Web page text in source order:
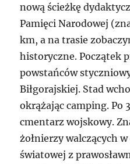
nową ścieżkę
Pamięci Narodowej
km, a na trasie
historyczne. Początek
powstańców
Biłgorajskiej. Stad
okrążając camping. Po
cmentarz wojskowy.
żołnierzy walczących
światowej z